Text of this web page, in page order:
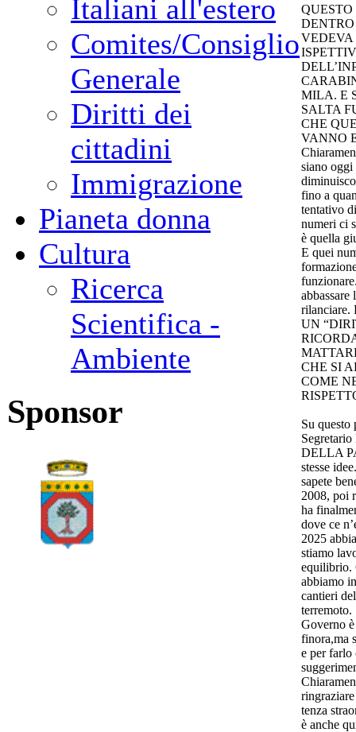
Italiani all'estero
Comites/Consiglio
Generale
Diritti dei
cittadini
Immigrazione
Pianeta donna
Cultura
Ricerca
Scientifica -
Ambiente
Sponsor
VEDEVA
MILA. E
SALTA
CHE
VANNO
siano oggi
fino a
tentativo
numeri ci
è quella
E quei
UN
CHE SI
COME
Su
DELLA
stesse
sapete
2008, poi
ha
dove ce
2025
stiamo
equilibrio.
abbiamo
cantieri
terremoto.
Governo
finora,ma
e per farlo
tenza
è anche